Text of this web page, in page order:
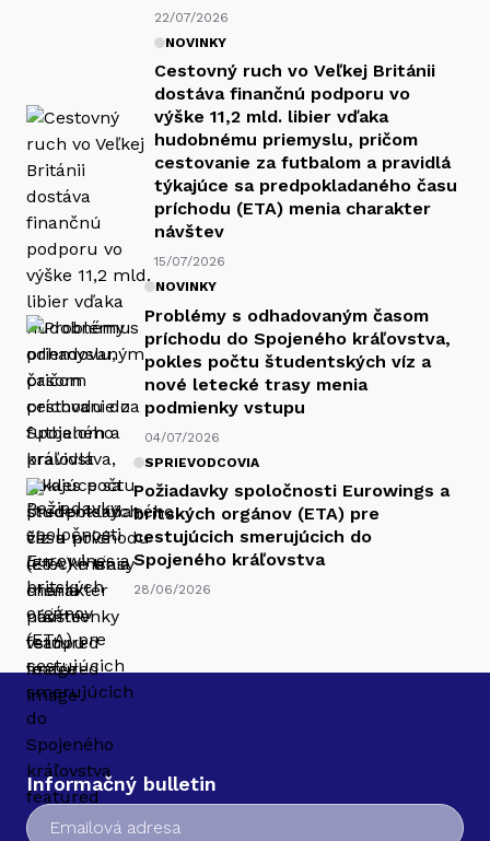
22/07/2026
NOVINKY
Cestovný ruch vo Veľkej Británii
dostáva finančnú podporu vo
výške 11,2 mld. libier vďaka
hudobnému priemyslu, pričom
cestovanie za futbalom a pravidlá
týkajúce sa predpokladaného času
príchodu (ETA) menia charakter
návštev
15/07/2026
NOVINKY
Problémy s odhadovaným časom
príchodu do Spojeného kráľovstva,
pokles počtu študentských víz a
nové letecké trasy menia
podmienky vstupu
04/07/2026
SPRIEVODCOVIA
Požiadavky spoločnosti Eurowings a
britských orgánov (ETA) pre
cestujúcich smerujúcich do
Spojeného kráľovstva
28/06/2026
Informačný bulletin